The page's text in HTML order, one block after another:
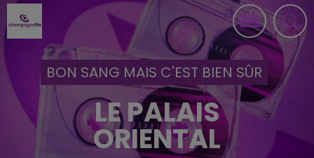
BON SANG MAIS C'EST BIEN SÛR
LE PALAIS
ORIENTAL